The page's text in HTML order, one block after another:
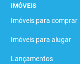
IMÓVEIS
Imóveis para comprar
Imóveis para alugar
Lançamentos